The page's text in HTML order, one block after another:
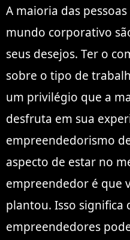
A maioria das
mundo corporativo
seus desejos. Ter o
sobre o tipo de
um privilégio que a
desfruta em sua
empreendedorismo
aspecto de estar no
empreendedor é que
plantou. Isso significa
empreendedores